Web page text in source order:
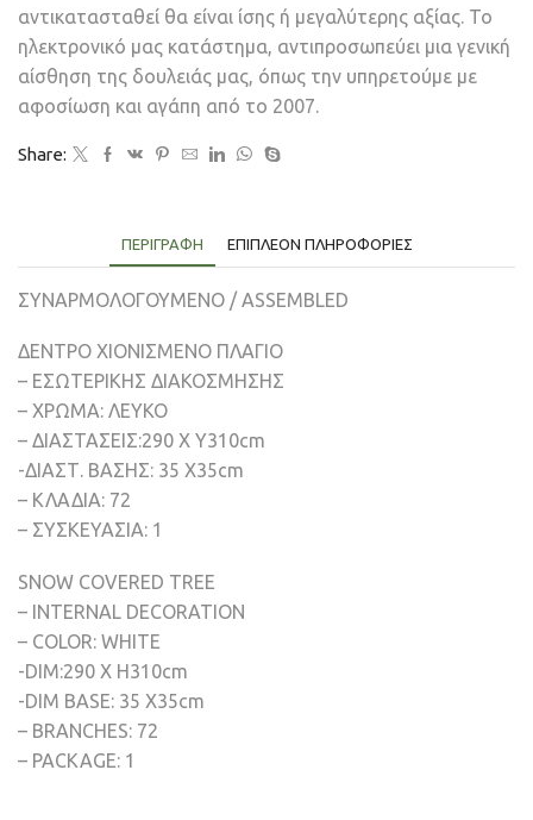
αντικατασταθεί θα είναι ίσης ή μεγαλύτερης αξίας. Το
ηλεκτρονικό μας κατάστημα, αντιπροσωπεύει μια γενική
αίσθηση της δουλειάς μας, όπως την υπηρετούμε με
αφοσίωση και αγάπη από το 2007.
Share:
ΠΕΡΙΓΡΑΦΉ ΕΠΙΠΛΈΟΝ ΠΛΗΡΟΦΟΡΊΕΣ
ΣΥΝΑΡΜΟΛΟΓΟΥΜΕΝΟ / ASSEMBLED
ΔΕΝΤΡΟ ΧΙΟΝΙΣΜΕΝΟ ΠΛΑΓΙΟ
– ΕΣΩΤΕΡΙΚΗΣ ΔΙΑΚΟΣΜΗΣΗΣ
– ΧΡΩΜΑ: ΛΕΥΚΟ
– ΔΙΑΣΤΑΣΕΙΣ:290 Χ Υ310cm
-ΔΙΑΣΤ. ΒΑΣΗΣ: 35 X35cm
– ΚΛΑΔΙΑ: 72
– ΣΥΣΚΕΥΑΣΙΑ: 1
SNOW COVERED TREE
– INTERNAL DECORATION
– COLOR: WHITE
-DIM:290 Χ H310cm
-DIM BASE: 35 X35cm
– BRANCHES: 72
– PACKAGE: 1